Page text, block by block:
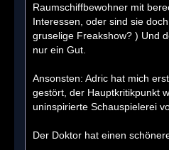
Raumschiffbewohner mit
Interessen, oder sind sie
gruselige Freakshow? ) Und
nur ein Gut.
Ansonsten: Adric hat mich
gestört, der Hauptkritikpunkt
uninspirierte Schauspielerei
Der Doktor hat einen